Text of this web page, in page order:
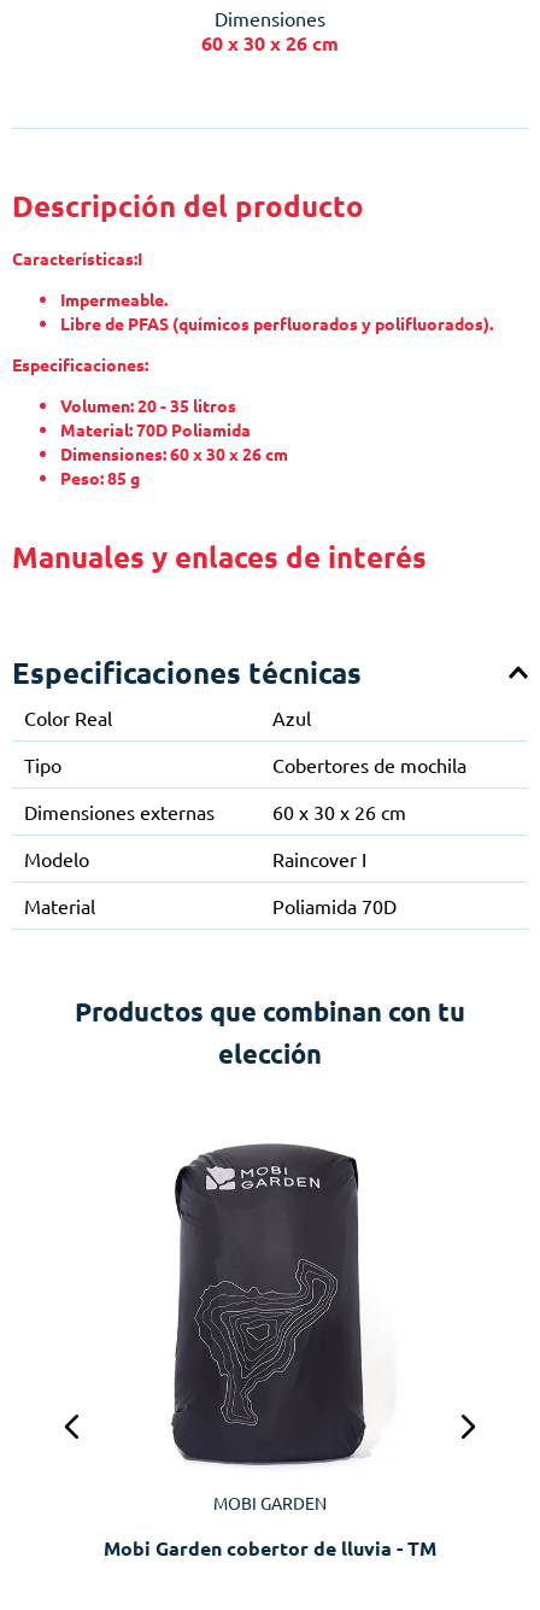
Dimensiones
60 x 30 x 26 cm
Descripción del producto
Características:I
Impermeable.
Libre de PFAS (químicos perfluorados y polifluorados).
Especificaciones:
Volumen: 20 - 35 litros
Material: 70D Poliamida
Dimensiones: 60 x 30 x 26 cm
Peso: 85 g
Manuales y enlaces de interés
Especificaciones técnicas
Color Real
Azul
Tipo
Cobertores de mochila
Dimensiones externas
60 x 30 x 26 cm
Modelo
Raincover I
Material
Poliamida 70D
Productos que combinan con tu
elección
MOBI GARDEN
Mobi Garden cobertor de lluvia - TM